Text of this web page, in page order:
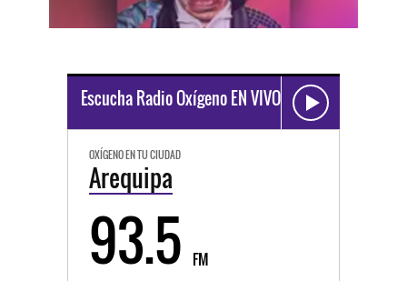
Escucha Radio Oxígeno EN VIVO
OXÍGENO EN TU CIUDAD
Arequipa
93.5 FM